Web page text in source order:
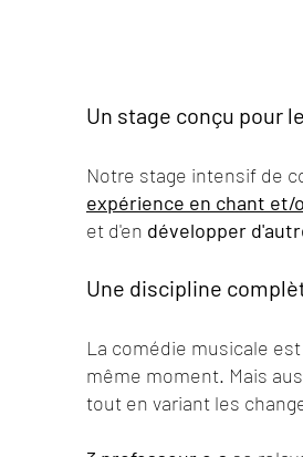
Un stage conçu pour
Notre stage intensif de
expérience en chant
et d'en développer
Une discipline
La comédie musicale
même moment. Mais
tout en variant les